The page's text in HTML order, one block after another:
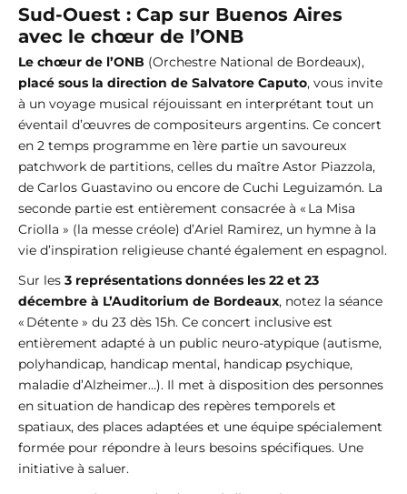
Sud-Ouest : Cap sur Buenos Aires
avec le chœur de l’ONB
Le chœur de l’ONB (Orchestre National de Bordeaux),
placé sous la direction de Salvatore Caputo, vous invite
à un voyage musical réjouissant en interprétant tout un
éventail d’œuvres de compositeurs argentins. Ce concert
en 2 temps programme en 1ère partie un savoureux
patchwork de partitions, celles du maître Astor Piazzola,
de Carlos Guastavino ou encore de Cuchi Leguizamón. La
seconde partie est entièrement consacrée à « La Misa
Criolla » (la messe créole) d’Ariel Ramirez, un hymne à la
vie d’inspiration religieuse chanté également en espagnol.
Sur les 3 représentations données les 22 et 23
décembre à L’Auditorium de Bordeaux, notez la séance
« Détente » du 23 dès 15h. Ce concert inclusive est
entièrement adapté à un public neuro-atypique (autisme,
polyhandicap, handicap mental, handicap psychique,
maladie d’Alzheimer…). Il met à disposition des personnes
en situation de handicap des repères temporels et
spatiaux, des places adaptées et une équipe spécialement
formée pour répondre à leurs besoins spécifiques. Une
initiative à saluer.